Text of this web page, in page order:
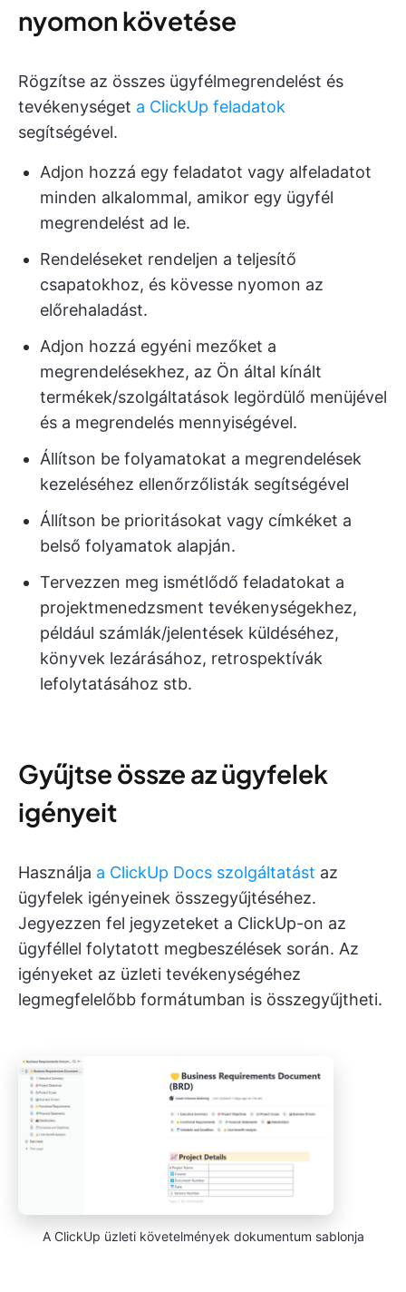
nyomon követése
Rögzítse az összes ügyfélmegrendelést és
tevékenységet a ClickUp feladatok
segítségével.
Adjon hozzá egy feladatot vagy alfeladatot
minden alkalommal, amikor egy ügyfél
megrendelést ad le.
Rendeléseket rendeljen a teljesítő
csapatokhoz, és kövesse nyomon az
előrehaladást.
Adjon hozzá egyéni mezőket a
megrendelésekhez, az Ön által kínált
termékek/szolgáltatások legördülő menüjével
és a megrendelés mennyiségével.
Állítson be folyamatokat a megrendelések
kezeléséhez ellenőrzőlisták segítségével
Állítson be prioritásokat vagy címkéket a
belső folyamatok alapján.
Tervezzen meg ismétlődő feladatokat a
projektmenedzsment tevékenységekhez,
például számlák/jelentések küldéséhez,
könyvek lezárásához, retrospektívák
lefolytatásához stb.
Gyűjtse össze az ügyfelek
igényeit
Használja a ClickUp Docs szolgáltatást az
ügyfelek igényeinek összegyűjtéséhez.
Jegyezzen fel jegyzeteket a ClickUp-on az
ügyféllel folytatott megbeszélések során. Az
igényeket az üzleti tevékenységéhez
legmegfelelőbb formátumban is összegyűjtheti.
A ClickUp üzleti követelmények dokumentum sablonja